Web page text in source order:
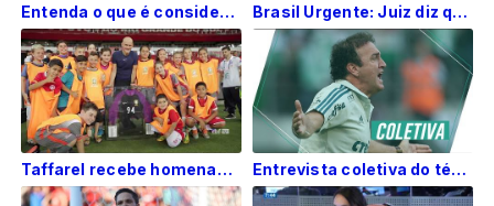
Entenda o que é considerado estupro pela legislação brasileira Brasil Urgente: Juiz diz que ejaculação não constrangeu vítima de abuso
Taffarel recebe homenagem em treino da Seleção Brasileira no Beira-Rio Entrevista coletiva do técnico Cuca após a vitória sobre o São Paulo